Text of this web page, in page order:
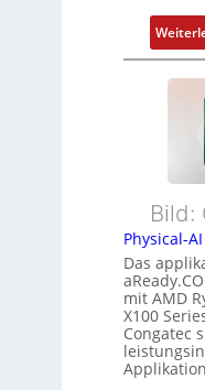
Bild:
Physical-
Das
mit AMD
X100
Congatec